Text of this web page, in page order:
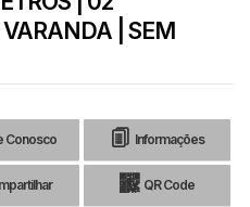
| SEM
Conosco Informações
QR Code